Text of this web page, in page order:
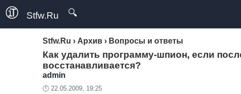
Stfw.Ru 🔍
Stfw.Ru › Архив › Вопросы и ответы
Как удалить программу-шпион, если
восстанавливается?
admin
🕛 22.05.2009, 19:25